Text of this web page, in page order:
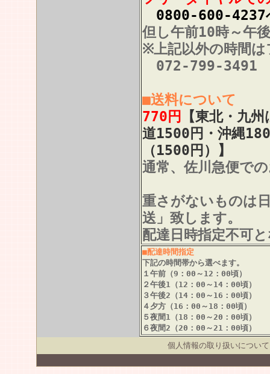
0800-600-4237
但し午前10時～午
※上記以外の時間
072-799-3491
■送料について
770円
【東北・九
道1500円・沖縄
（1500円）】
通常、佐川急便で
重さがないものは
送」致します。
配達日時指定不可
■配達時間指定
下記の時間帯から選べます。
１午前（9：00～12：00頃）
２午後1（12：00～14：00頃）
３午後2（14：00～16：00頃）
４夕方（16：00～18：00頃）
５夜間1（18：00～20：00頃）
６夜間2（20：00～21：00頃）
個人情報の取り扱いについて